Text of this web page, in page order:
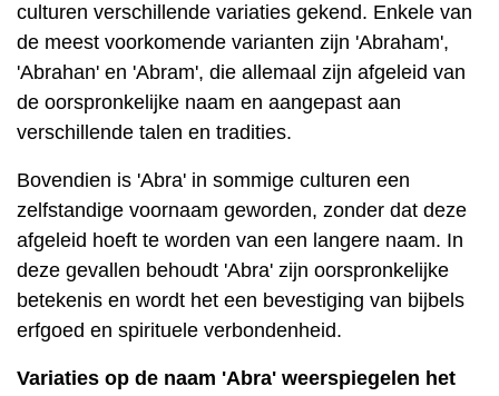
culturen verschillende variaties gekend. Enkele van
de meest voorkomende varianten zijn 'Abraham',
'Abrahan' en 'Abram', die allemaal zijn afgeleid van
de oorspronkelijke naam en aangepast aan
verschillende talen en tradities.
Bovendien is 'Abra' in sommige culturen een
zelfstandige voornaam geworden, zonder dat deze
afgeleid hoeft te worden van een langere naam. In
deze gevallen behoudt 'Abra' zijn oorspronkelijke
betekenis en wordt het een bevestiging van bijbels
erfgoed en spirituele verbondenheid.
Variaties op de naam 'Abra' weerspiegelen het